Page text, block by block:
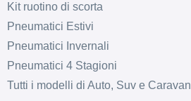
Kit ruotino di scorta
Pneumatici Estivi
Pneumatici Invernali
Pneumatici 4 Stagioni
Tutti i modelli di Auto, Suv e Caravan